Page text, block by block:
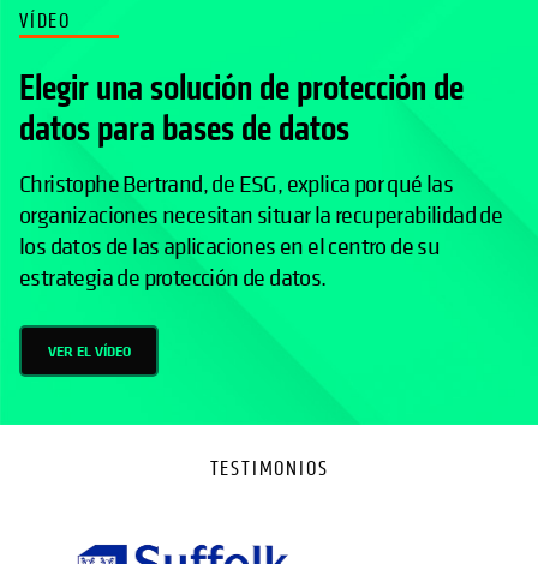
VÍDEO
Elegir una solución de protección de
datos para bases de datos
Christophe Bertrand, de ESG, explica por qué las
organizaciones necesitan situar la recuperabilidad de
los datos de las aplicaciones en el centro de su
estrategia de protección de datos.
VER EL VÍDEO
TESTIMONIOS